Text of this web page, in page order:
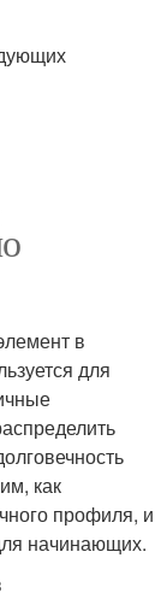
в
для
как
профиля, и
начинающих.